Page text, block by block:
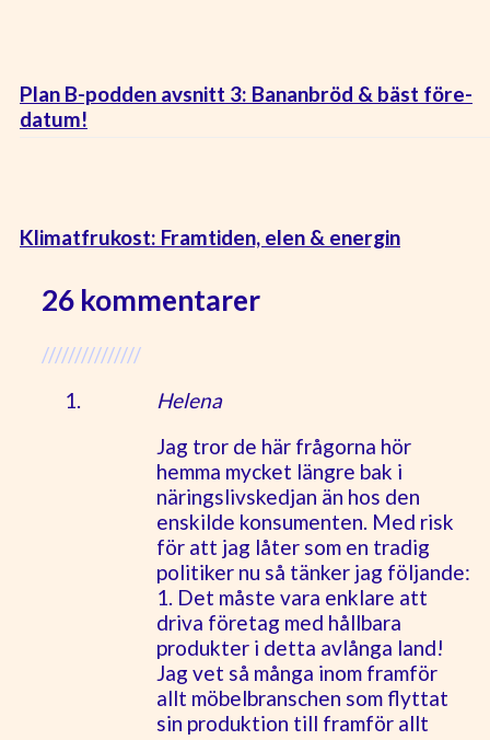
Plan B-podden avsnitt 3: Bananbröd & bäst före-
datum!
Klimatfrukost: Framtiden, elen & energin
26 kommentarer
///////////////
Helena
Jag tror de här frågorna hör
hemma mycket längre bak i
näringslivskedjan än hos den
enskilde konsumenten. Med risk
för att jag låter som en tradig
politiker nu så tänker jag följande:
1. Det måste vara enklare att
driva företag med hållbara
produkter i detta avlånga land!
Jag vet så många inom framför
allt möbelbranschen som flyttat
sin produktion till framför allt